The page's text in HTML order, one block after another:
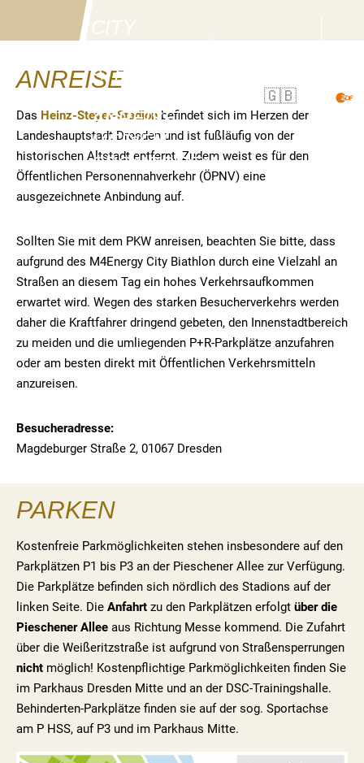
CITY
ZEITPLAN
STRECKE
RAHMENPROGRAMM
ERGEBNISSE
HISTORIE
CHARITY
ATHLETEN
ANREISE
MEDIEN
SPONSOREN
🇬🇧
ANREISE
Das Heinz-Steyer-Stadionbefindet sich im Herzen der
Landeshauptstadt Dresden und ist fußläufig von der
historischen Altstadt entfernt. Zudem weist es für den
Öffentlichen Personennahverkehr (ÖPNV) eine
ausgezeichnete Anbindung auf.
Sollten Sie mit dem PKW anreisen, beachten Sie bitte, dass
aufgrund des M4Energy City Biathlon durch eine Vielzahl an
Straßen an diesem Tag ein hohes Verkehrsaufkommen
erwartet wird. Wegen des starken Besucherverkehrs werden
daher die Kraftfahrer dringend gebeten, den Innenstadtbereich
zu meiden und die umliegenden P+R-Parkplätze anzufahren
oder am besten direkt mit Öffentlichen Verkehrsmitteln
anzureisen.
Besucheradresse:
Magdeburger Straße 2, 01067 Dresden
PARKEN
Kostenfreie Parkmöglichkeiten stehen insbesondere auf den
Parkplätzen P1 bis P3 an der Pieschener Allee zur Verfügung.
Die Parkplätze befinden sich nördlich des Stadions auf der
linken Seite. Die Anfahrtzu den Parkplätzen erfolgt über die
Pieschener Alleeaus Richtung Messe kommend. Die Zufahrt
über die Weißeritzstraße ist aufgrund von Straßensperrungen
nichtmöglich! Kostenpflichtige Parkmöglichkeiten finden Sie
im Parkhaus Dresden Mitte und an der DSC-Trainingshalle.
Behinderten-Parkplätze finden sie auf der sog. Sportachse
am P HSS, auf P3 und im Parkhaus Mitte.